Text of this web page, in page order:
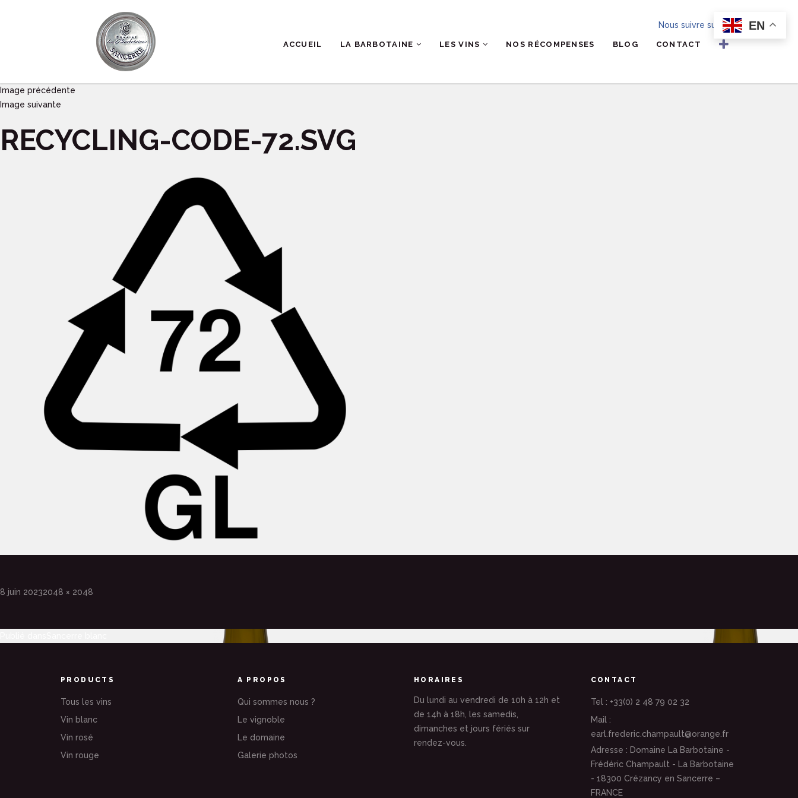
ACCUEIL LA BARBOTAINE LES VINS NOS RÉCOMPENSES BLOG CONTACT
Nous suivre sur
Image précédente
Image suivante
RECYCLING-CODE-72.SVG
Publié
8 juin 2023Taille
2048 × 2048
Navigation
l’article
PRODUCTS
Tous les vins
Vin blanc
Vin rosé
Vin rouge
A PROPOS
Qui sommes nous ?
Le vignoble
Le domaine
Galerie photos
HORAIRES
Du lundi au vendredi de 10h à 12h et
de 14h à 18h, les samedis,
dimanches et jours fériés sur
rendez-vous.
CONTACT
Tel : +33(0) 2 48 79 02 32
Mail :
earl.frederic.champault@orange.fr
Adresse : Domaine La Barbotaine -
Frédéric Champault - La Barbotaine
- 18300 Crézancy en Sancerre –
FRANCE
EN